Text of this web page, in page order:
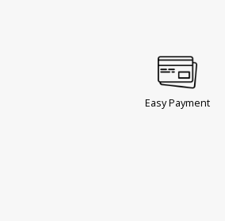
Easy Payment